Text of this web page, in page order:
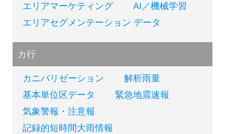
エリアマーケティング
AI／機械学習
エリアセグメンテーション データ
カ行
カニバリゼーション
解析雨量
基本単位区データ
緊急地震速報
気象警報・注意報
記録的短時間大雨情報